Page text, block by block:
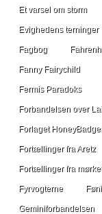
Et varsel om storm
Evighedens terninger
Fagbog
Fanny Fairychild
Fermis Paradoks
Forbandelsen over
Forlaget
Fortællinger fra Aretz
Fortællinger fra mørket
Fyrvogterne
Geminiforbandelsen